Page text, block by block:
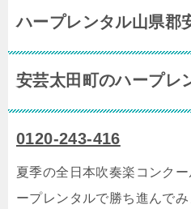
ハープレンタル山県郡
安芸太田町のハープレ
0120-243-416
夏季の全日本吹奏楽コンク
ープレンタルで勝ち進んで